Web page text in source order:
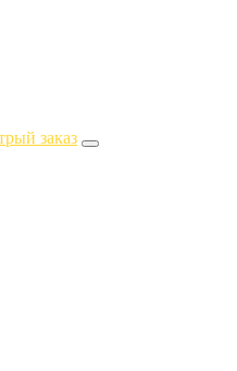
заказ